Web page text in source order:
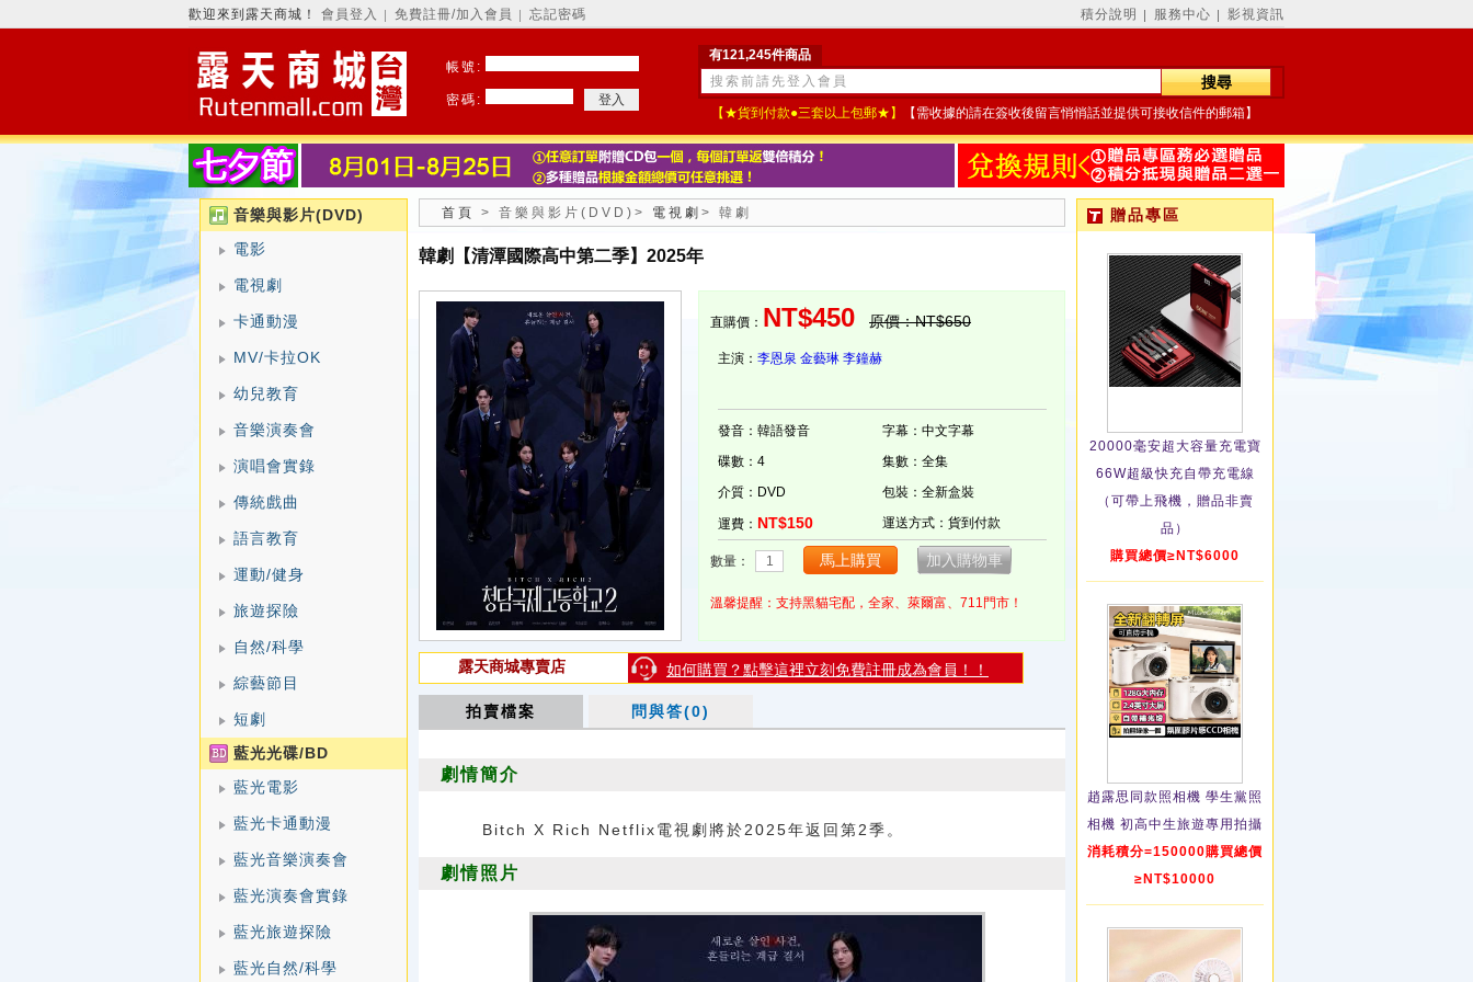
積分說明 服務中心 影視資訊
歡迎來到露天商城！ 會員登入 免費註冊/加入會員 忘記密碼
有121,245件商品
【★貨到付款●三套以上包郵★】 【需收據的請在簽收後留言悄悄話並提供可接收信件的郵箱】
帳號:
密碼:
音樂與影片(DVD)
電影
電視劇
卡通動漫
MV/卡拉OK
幼兒教育
音樂演奏會
演唱會實錄
傳統戲曲
語言教育
運動/健身
旅遊探險
自然/科學
綜藝節目
短劇
藍光光碟/BD
藍光電影
藍光卡通動漫
藍光音樂演奏會
藍光演奏會實錄
藍光旅遊探險
藍光自然/科學
首頁 > 音樂與影片(DVD) > 電視劇 > 韓劇
韓劇【清潭國際高中第二季】2025年
直購價： NT$450 原價：NT$650
主演： 李恩泉 金藝琳 李鐘赫
發音：韓語發音
字幕：中文字幕
碟數：4
集數：全集
介質：DVD
包裝：全新盒裝
運費： NT$150 運送方式：貨到付款
數量：
溫馨提醒：支持黑貓宅配，全家、萊爾富、711門市！
如何購買？點擊這裡立刻免費註冊成為會員！！
露天商城專賣店
拍賣檔案 問與答(0)
劇情簡介
Bitch X Rich Netflix電視劇將於2025年返回第2季。
劇情照片
贈品專區
20000毫安超大容量充電寶
66W超級快充自帶充電線
（可帶上飛機，贈品非賣
品）
購買總價≥NT$6000
趙露思同款照相機 學生黨照
相機 初高中生旅遊專用拍攝
消耗積分=150000購買總價
≥NT$10000